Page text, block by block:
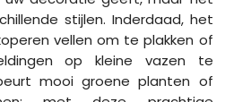
stijlen. Inderdaad, het
vellen om te plakken of
op kleine vazen ​​te
mooi groene planten of